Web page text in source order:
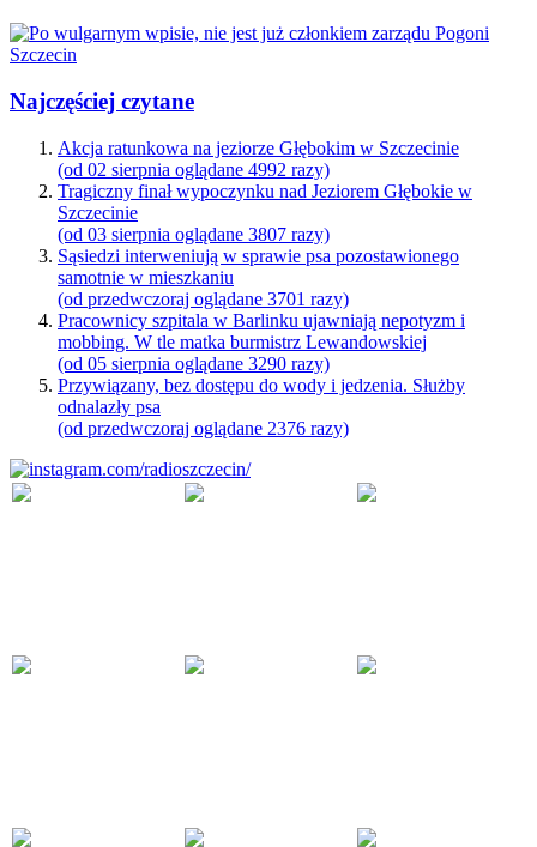
Najczęściej czytane
Akcja ratunkowa na jeziorze Głębokim w Szczecinie
(od 02 sierpnia oglądane 4992 razy)
Tragiczny finał wypoczynku nad Jeziorem Głębokie w
Szczecinie
(od 03 sierpnia oglądane 3807 razy)
Sąsiedzi interweniują w sprawie psa pozostawionego
samotnie w mieszkaniu
(od przedwczoraj oglądane 3701 razy)
Pracownicy szpitala w Barlinku ujawniają nepotyzm i
mobbing. W tle matka burmistrz Lewandowskiej
(od 05 sierpnia oglądane 3290 razy)
Przywiązany, bez dostępu do wody i jedzenia. Służby
odnalazły psa
(od przedwczoraj oglądane 2376 razy)